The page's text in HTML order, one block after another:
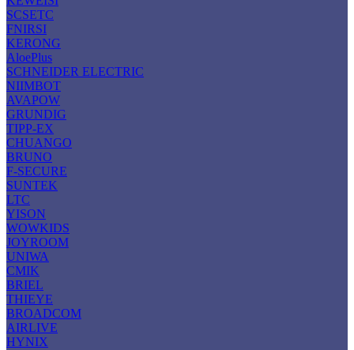
SCSETC
FNIRSI
KERONG
AloePlus
SCHNEIDER ELECTRIC
NIIMBOT
AVAPOW
GRUNDIG
TIPP-EX
CHUANGO
BRUNO
F-SECURE
SUNTEK
LTC
YISON
WOWKIDS
JOYROOM
UNIWA
CMIK
BRIEL
THIEYE
BROADCOM
AIRLIVE
HYNIX